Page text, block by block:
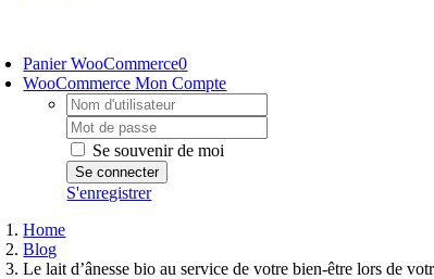
Panier WooCommerce0
WooCommerce Mon Compte
Username:
Password:
Se souvenir de moi
S'enregistrer
Home
Blog
Le lait d’ânesse bio au service de votre bien-être lors de